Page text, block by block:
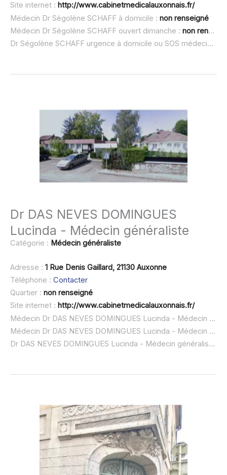
Site internet : http://www.cabinetmedicalauxonnais.fr/
Médecin Dr Ségolène SCHAFF à domicile : non renseigné
Médecin Dr Ségolène SCHAFF ouvert dimanche : non renseigné
Dr Ségolène SCHAFF urgence à domicile ou SOS médecin :
Dr DAS NEVES DOMINGUES
Lucinda - Médecin généraliste
Catégorie : Médecin généraliste
Adresse : 1 Rue Denis Gaillard, 21130 Auxonne
Téléphone : Contacter
Quartier : non renseigné
Site internet : http://www.cabinetmedicalauxonnais.fr/
Médecin Dr DAS NEVES DOMINGUES Lucinda - Médecin généraliste à domicile :
Médecin Dr DAS NEVES DOMINGUES Lucinda - Médecin généraliste ouvert dimanche :
Dr DAS NEVES DOMINGUES Lucinda - Médecin généraliste urgence à domicile ou SOS médecin :